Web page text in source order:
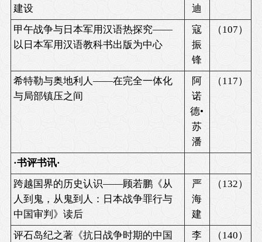
建设
迪
甲午战争与日本军用汉语热探究——
以日本军用汉语教科书出版为中心
寇
振
锋
（107）
希特勒与奥地利人——在完全一体化
与局部镇压之间
阿
诺
德•
苏
潘
（117）
·书评书讯·
跨越国界的历史认识——顾若鹏《从
人到鬼，从鬼到人：日本战争罪行与
中国审判》读后
严
海
建
（132）
评石岛纪之著《抗日战争时期的中国
李
（140）